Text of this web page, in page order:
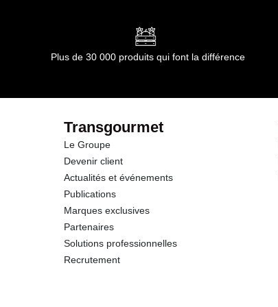
Plus de 30 000 produits qui font la différence
Transgourmet
Le Groupe
Devenir client
Actualités et événements
Publications
Marques exclusives
Partenaires
Solutions professionnelles
Recrutement